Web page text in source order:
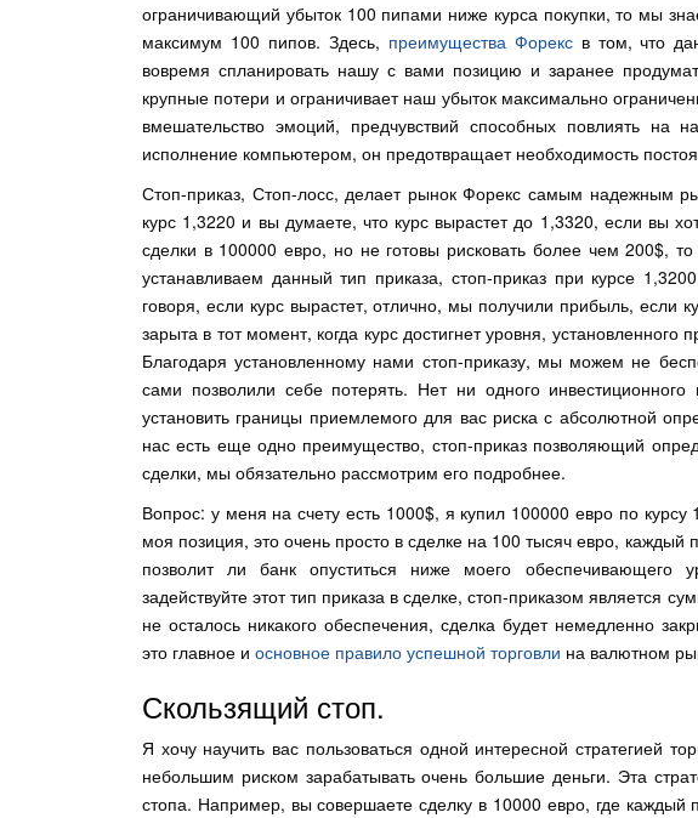
ограничивающий убыток 100 пипами ниже курса покупки, то мы
максимум 100 пипов. Здесь, преимущества Форексв том, что
вовремя спланировать нашу с вами позицию и заранее
крупные потери и ограничивает наш убыток максимально
вмешательство эмоций, предчувствий способных повлиять на
исполнение компьютером, он предотвращает необходимость
Стоп-приказ, Стоп-лосс, делает рынок Форекс самым надежным
курс 1,3220 и вы думаете, что курс вырастет до 1,3320, если вы
сделки в 100000 евро, но не готовы рисковать более чем 200$,
устанавливаем данный тип приказа, стоп-приказ при курсе
говоря, если курс вырастет, отлично, мы получили прибыль, если
зарыта в тот момент, когда курс достигнет уровня, установленного
Благодаря установленному нами стоп-приказу, мы можем не
сами позволили себе потерять. Нет ни одного
установить границы приемлемого для вас риска с абсолютной
нас есть еще одно преимущество, стоп-приказ позволяющий
сделки, мы обязательно рассмотрим его подробнее.
Вопрос: у меня на счету есть 1000$, я купил 100000 евро по
моя позиция, это очень просто в сделке на 100 тысяч евро, каждый
позволит ли банк опуститься ниже моего обеспечивающего
задействуйте этот тип приказа в сделке, стоп-приказом является
не осталось никакого обеспечения, сделка будет немедленно
это главное и основное правило успешной торговли на валютном
Скользящий стоп.
Я хочу научить вас пользоваться одной интересной стратегией
небольшим риском зарабатывать очень большие деньги. Эта
стопа. Например, вы совершаете сделку в 10000 евро, где каждый